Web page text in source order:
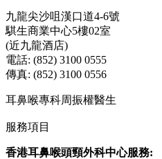
九龍尖沙咀漢口道4-6號
騏生商業中心5樓02室
(近九龍酒店)
電話: (852) 3100 0555
傳真: (852) 3100 0556
耳鼻喉專科周振權醫生
服務項目
香港耳鼻喉頭頸外科中心服務: